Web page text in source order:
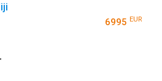
6995 EUR